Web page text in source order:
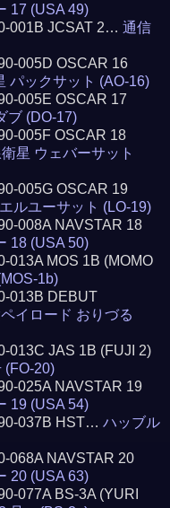
17 (USA 49)
001B JCSAT 2…通信
005D OSCAR 16
パックサット (AO-16)
005E OSCAR 17
ブ (DO-17)
005F OSCAR 18
星 ウェバーサット
005G OSCAR 19
ルユーサット (LO-19)
008A NAVSTAR 18
18 (USA 50)
013A MOS 1B (MOMO
1b)
013B DEBUT
イロード おりづる
013C JAS 1B (FUJI 2)
(FO-20)
025A NAVSTAR 19
19 (USA 54)
037B HST…ハッブル
068A NAVSTAR 20
20 (USA 63)
077A BS-3A (YURI